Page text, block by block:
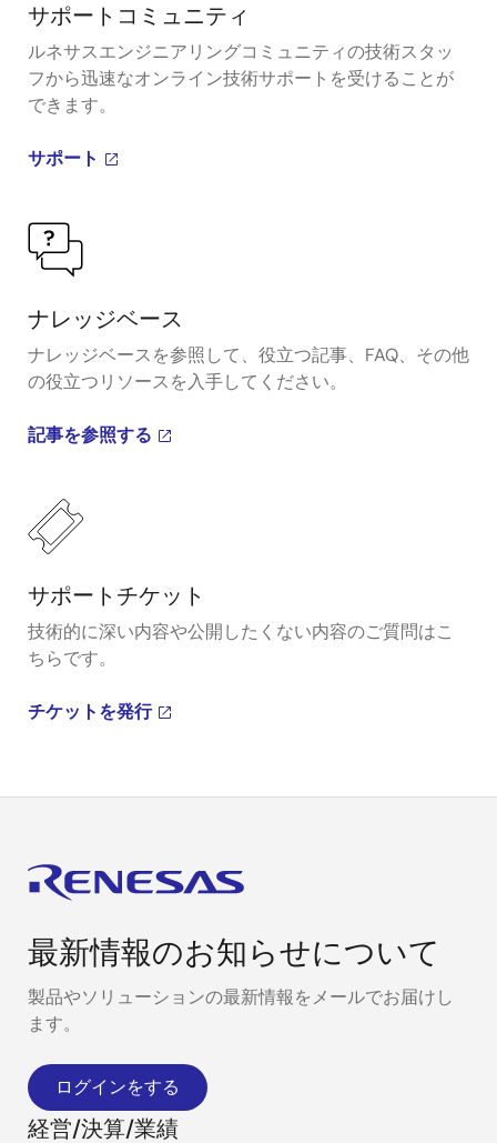
サポートコミュニティ
ルネサスエンジニアリングコミュニティの技術スタッ
フから迅速なオンライン技術サポートを受けることが
できます。
サポート
ナレッジベース
ナレッジベースを参照して、役立つ記事、FAQ、その他
の役立つリソースを入手してください。
記事を参照する
サポートチケット
技術的に深い内容や公開したくない内容のご質問はこ
ちらです。
チケットを発行
最新情報のお知らせについて
製品やソリューションの最新情報をメールでお届けし
ます。
ログインをする
経営/決算/業績